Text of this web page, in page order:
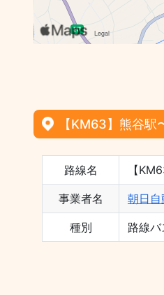
【KM63】熊谷
路線名 【
事業者名 朝日自
種別 路線バ